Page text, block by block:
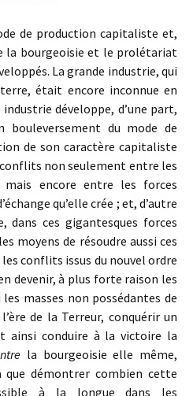
de production capitaliste et,
la bourgeoisie et le prolétariat
La grande industrie, qui
était encore inconnue en
développe, d’une part,
du mode de
de son caractère capitaliste
non seulement entre les
mais encore entre les forces
qu’elle crée ; et, d’autre
dans ces gigantesques forces
moyens de résoudre aussi ces
conflits issus du nouvel ordre
devenir, à plus forte raison les
masses non possédantes de
de la Terreur, conquérir un
ainsi conduire à la victoire la
la bourgeoisie elle même,
démontrer combien cette
à la longue dans les